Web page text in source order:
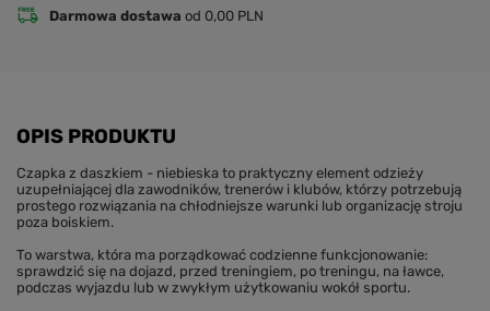
Darmowa dostawa od 0,00 PLN
OPIS PRODUKTU
Czapka z daszkiem - niebieska to praktyczny element odzieży
uzupełniającej dla zawodników, trenerów i klubów, którzy potrzebują
prostego rozwiązania na chłodniejsze warunki lub organizację stroju
poza boiskiem.
To warstwa, która ma porządkować codzienne funkcjonowanie:
sprawdzić się na dojazd, przed treningiem, po treningu, na ławce,
podczas wyjazdu lub w zwykłym użytkowaniu wokół sportu.